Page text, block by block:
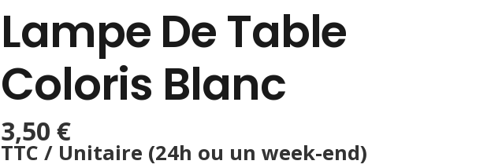
Lampe De Table
Coloris Blanc
3,50 €
TTC / Unitaire (24h ou un week-end)